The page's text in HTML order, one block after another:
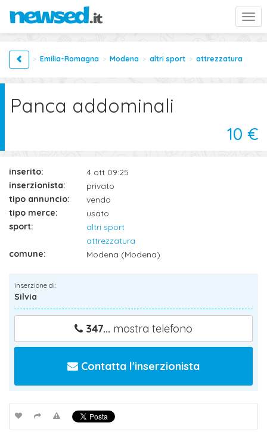
Emilia-Romagna Modena altri sport attrezzatura
Panca addominali
10 €
inserito:
4 ott 09:25
inserzionista:
privato
tipo annuncio:
vendo
tipo merce:
usato
sport:
altri sport
attrezzatura
comune:
Modena (Modena)
inserzione di:
Silvia
347... mostra telefono
Contatta l'inserzionista